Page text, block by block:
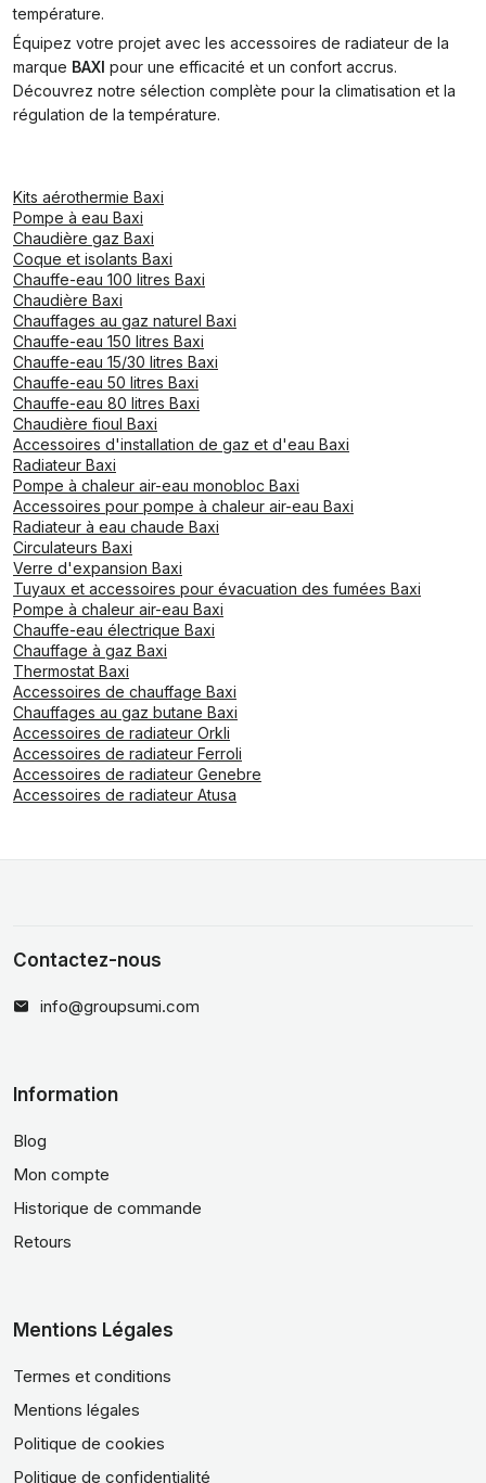
température.
Équipez votre projet avec les accessoires de radiateur de la
marque BAXI pour une efficacité et un confort accrus.
Découvrez notre sélection complète pour la climatisation et la
régulation de la température.
Kits aérothermie Baxi
Pompe à eau Baxi
Chaudière gaz Baxi
Coque et isolants Baxi
Chauffe-eau 100 litres Baxi
Chaudière Baxi
Chauffages au gaz naturel Baxi
Chauffe-eau 150 litres Baxi
Chauffe-eau 15/30 litres Baxi
Chauffe-eau 50 litres Baxi
Chauffe-eau 80 litres Baxi
Chaudière fioul Baxi
Accessoires d'installation de gaz et d'eau Baxi
Radiateur Baxi
Pompe à chaleur air-eau monobloc Baxi
Accessoires pour pompe à chaleur air-eau Baxi
Radiateur à eau chaude Baxi
Circulateurs Baxi
Verre d'expansion Baxi
Tuyaux et accessoires pour évacuation des fumées Baxi
Pompe à chaleur air-eau Baxi
Chauffe-eau électrique Baxi
Chauffage à gaz Baxi
Thermostat Baxi
Accessoires de chauffage Baxi
Chauffages au gaz butane Baxi
Accessoires de radiateur Orkli
Accessoires de radiateur Ferroli
Accessoires de radiateur Genebre
Accessoires de radiateur Atusa
Contactez-nous
info@groupsumi.com
Information
Blog
Mon compte
Historique de commande
Retours
Mentions Légales
Termes et conditions
Mentions légales
Politique de cookies
Politique de confidentialité